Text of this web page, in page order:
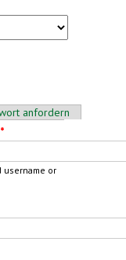
anfordern
*
username or